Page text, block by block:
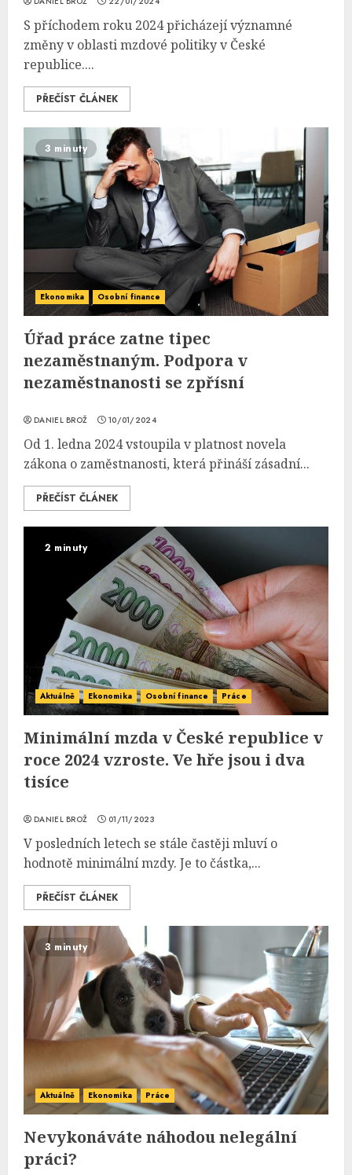
S příchodem roku 2024 přicházejí významné
změny v oblasti mzdové politiky v České
republice....
PŘEČÍST ČLÁNEK
3 minuty
Ekonomika Osobní finance
Úřad práce zatne tipec
nezaměstnaným. Podpora v
nezaměstnanosti se zpřísní
DANIEL BROŽ 10/01/2024
Od 1. ledna 2024 vstoupila v platnost novela
zákona o zaměstnanosti, která přináší zásadní...
PŘEČÍST ČLÁNEK
2 minuty
Aktuálně Ekonomika Osobní finance Práce
Minimální mzda v České republice v
roce 2024 vzroste. Ve hře jsou i dva
tisíce
DANIEL BROŽ 01/11/2023
V posledních letech se stále častěji mluví o
hodnotě minimální mzdy. Je to částka,...
PŘEČÍST ČLÁNEK
3 minuty
Aktuálně Ekonomika Práce
Nevykonáváte náhodou nelegální
práci?